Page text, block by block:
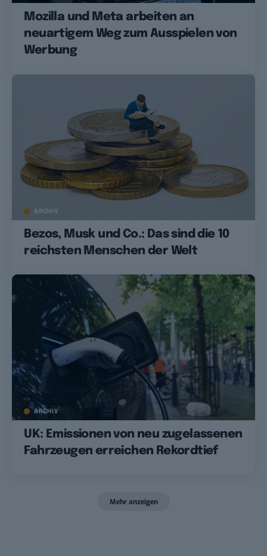
Mozilla und Meta arbeiten an
neuartigem Weg zum Ausspielen von
Werbung
ARCHIV
Bezos, Musk und Co.: Das sind die 10
reichsten Menschen der Welt
ARCHIV
UK: Emissionen von neu zugelassenen
Fahrzeugen erreichen Rekordtief
Mehr anzeigen